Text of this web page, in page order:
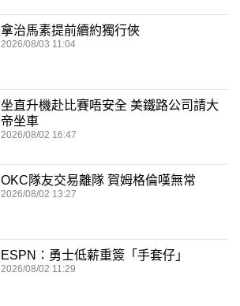
拿治馬素提前續約獨行俠
2026/08/03 11:04
坐直升機赴比賽唔安全 美鐵路公司請大
帝坐車
2026/08/02 16:47
OKC隊友交易離隊 賀姆格倫嘆無常
2026/08/02 13:27
ESPN：勇士低薪重簽「手套仔」
2026/08/02 11:29